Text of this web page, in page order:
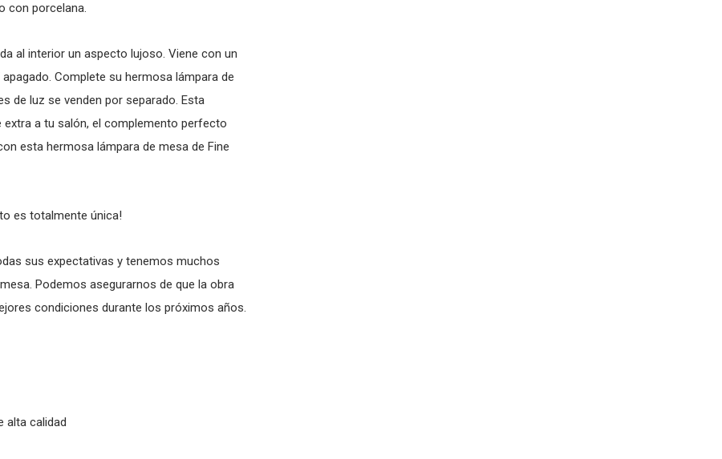
con porcelana.
al interior un aspecto lujoso. Viene con un
Complete su hermosa lámpara de
de luz se venden por separado. Esta
a tu salón, el complemento perfecto
esta hermosa lámpara de mesa de Fine
es totalmente única!
sus expectativas y tenemos muchos
Podemos asegurarnos de que la obra
condiciones durante los próximos años.
alta calidad